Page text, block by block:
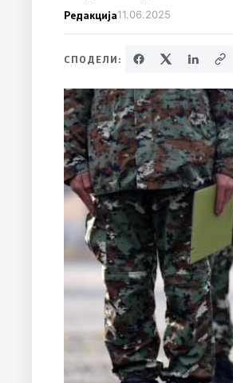
Редакција11.06.2025
СПОДЕЛИ: